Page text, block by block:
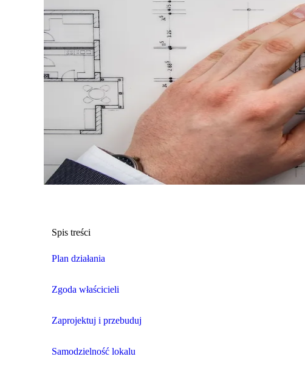
Spis treści
Plan działania
Zgoda właścicieli
Zaprojektuj i przebuduj
Samodzielność lokalu